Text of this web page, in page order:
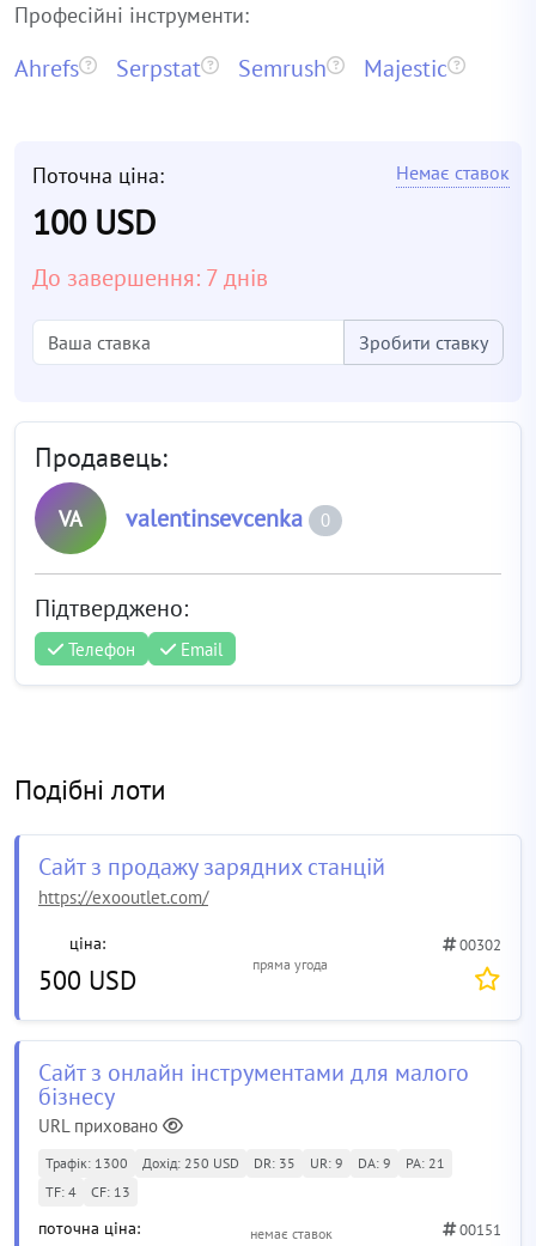
Професійні інструменти:
Ahrefs Serpstat Semrush Majestic
Поточна ціна:
100 USD
Немає ставок
До завершення: 7 днів
Зробити ставку
Продавець:
VA valentinsevcenka 0
Підтверджено:
Телефон Email
Подібні лоти
Сайт з продажу зарядних станцій
https://exooutlet.com/
ціна:
500 USD пряма угода
00302
Сайт з онлайн інструментами для малого
бізнесу
URL приховано
Трафік: 1300 Дохід: 250 USD DR: 35 UR: 9 DA: 9
PA: 21
TF: 4
CF: 13
поточна ціна: немає ставок 00151